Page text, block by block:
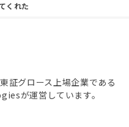
くれた
証グロース上場企業である
が運営しています。